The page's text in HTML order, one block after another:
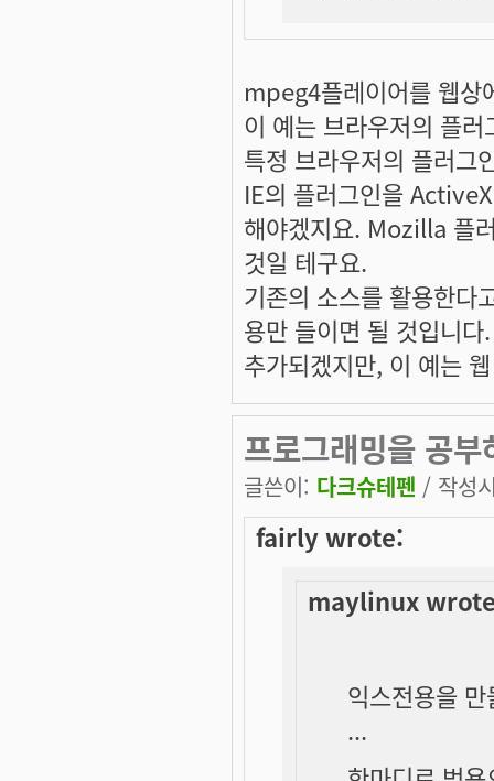
mpeg4플레이어를 웹상
이 예는 브라우저의 플
특정 브라우저의 플러그
IE의 플러그인을
해야겠지요. Mozilla 플
것일 테구요.
기존의 소스를 활용한다
용만 들이면 될 것입니
추가되겠지만, 이 예는
프로그래밍을 공
글쓴이: 다크슈테펜 / 작성
fairly wrote:
maylinux
익스전용을
...